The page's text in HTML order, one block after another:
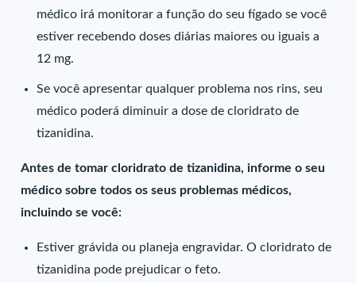
médico irá monitorar a função do seu fígado se você
estiver recebendo doses diárias maiores ou iguais a
12 mg.
Se você apresentar qualquer problema nos rins, seu
médico poderá diminuir a dose de cloridrato de
tizanidina.
Antes de tomar cloridrato de tizanidina, informe o seu
médico sobre todos os seus problemas médicos,
incluindo se você:
Estiver grávida ou planeja engravidar. O cloridrato de
tizanidina pode prejudicar o feto.